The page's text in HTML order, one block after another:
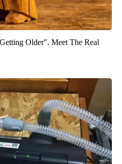
Older". Meet The Real